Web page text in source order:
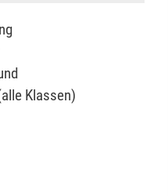
Klassen)